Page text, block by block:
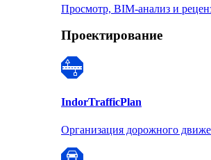
Просмотр, BIM-анализ и
Проектирование
IndorTrafficPlan
Организация дорожного